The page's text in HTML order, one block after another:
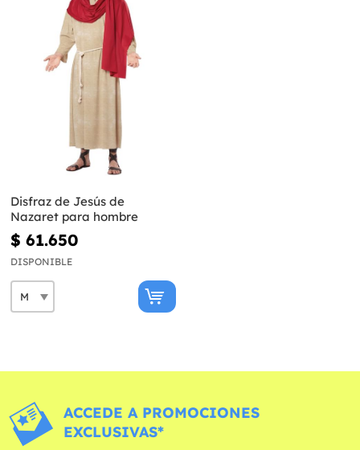
Disfraz de Jesús de
Nazaret para hombre
$ 61.650
DISPONIBLE
ACCEDE A PROMOCIONES
EXCLUSIVAS*